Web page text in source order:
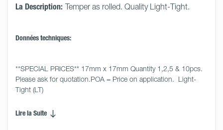
La Description: Temper as rolled. Quality Light-Tight.
Données techniques:
**SPECIAL PRICES** 17mm x 17mm Quantity 1,2,5 & 10pcs.
Please ask for quotation.POA = Price on application.  Light-
Tight (LT)
Lire la Suite